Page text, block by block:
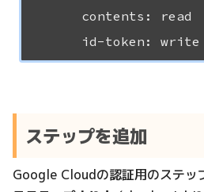
      contents: read
ステップを追加
Google Cloudの認証用のステッ